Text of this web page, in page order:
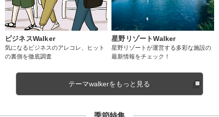
ビジネスWalker
気になるビジネスのアレコレ、ヒット
の裏側を徹底調査
星野リゾートWalker
星野リゾートが運営する多彩な施設の
最新情報をチェック！
テーマwalkerをもっと見る